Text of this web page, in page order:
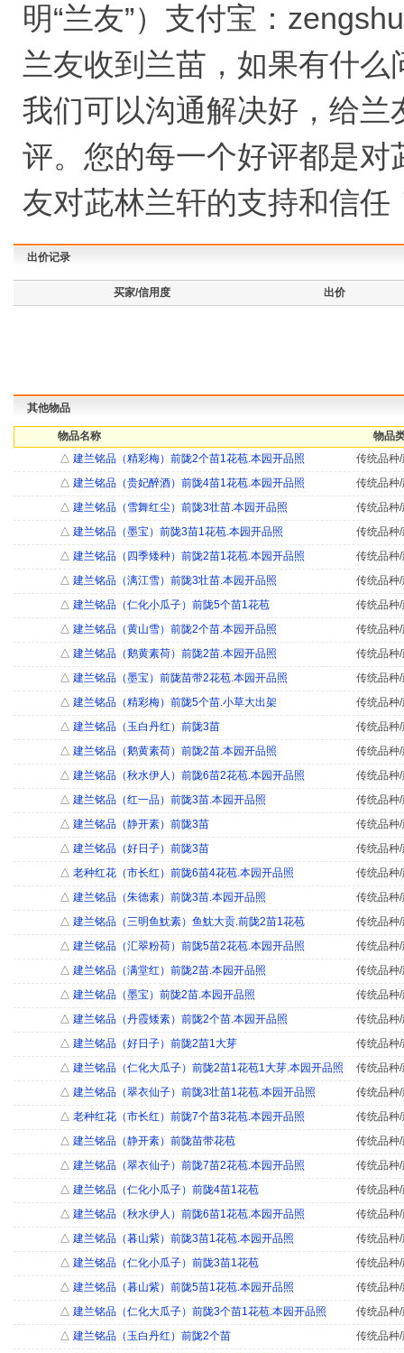
明“兰友”）支付宝：
兰友收到兰苗，如果有什
我们可以沟通解决好，给
评。您的每一个好评都是
友对茈林兰轩的支持和信任
出价记录
买家/信用度 出价
其他物品
物品名称
物品
△ 建兰铭品（精彩梅）前陇2个苗1花苞.本园开品照
传统品种
△ 建兰铭品（贵妃醉酒）前陇4苗1花苞.本园开品照
传统品种
△ 建兰铭品（雪舞红尘）前陇3壮苗.本园开品照
传统品种
△ 建兰铭品（墨宝）前陇3苗1花苞.本园开品照
传统品种
△ 建兰铭品（四季矮种）前陇2苗1花苞.本园开品照
传统品种
△ 建兰铭品（漓江雪）前陇3壮苗.本园开品照
传统品种
△ 建兰铭品（仁化小瓜子）前陇5个苗1花苞
传统品种
△ 建兰铭品（黄山雪）前陇2个苗.本园开品照
传统品种
△ 建兰铭品（鹅黄素荷）前陇2苗.本园开品照
传统品种
△ 建兰铭品（墨宝）前陇苗带2花苞.本园开品照
传统品种
△ 建兰铭品（精彩梅）前陇5个苗.小草大出架
传统品种
△ 建兰铭品（玉白丹红）前陇3苗
传统品种
△ 建兰铭品（鹅黄素荷）前陇2苗.本园开品照
传统品种
△ 建兰铭品（秋水伊人）前陇6苗2花苞.本园开品照
传统品种
△ 建兰铭品（红一品）前陇3苗.本园开品照
传统品种
△ 建兰铭品（静开素）前陇3苗
传统品种
△ 建兰铭品（好日子）前陇3苗
传统品种
△ 老种红花（市长红）前陇6苗4花苞.本园开品照
传统品种
△ 建兰铭品（朱德素）前陇3苗.本园开品照
传统品种
△ 建兰铭品（三明鱼魫素）鱼魫大贡.前陇2苗1花苞
传统品种
△ 建兰铭品（汇翠粉荷）前陇5苗2花苞.本园开品照
传统品种
△ 建兰铭品（满堂红）前陇2苗.本园开品照
传统品种
△ 建兰铭品（墨宝）前陇2苗.本园开品照
传统品种
△ 建兰铭品（丹霞矮素）前陇2个苗.本园开品照
传统品种
△ 建兰铭品（好日子）前陇2苗1大芽
传统品种
△ 建兰铭品（仁化大瓜子）前陇2苗1花苞1大芽.本园开品照
传统品种
△ 建兰铭品（翠衣仙子）前陇3壮苗1花苞.本园开品照
传统品种
△ 老种红花（市长红）前陇7个苗3花苞.本园开品照
传统品种
△ 建兰铭品（静开素）前陇苗带花苞
传统品种
△ 建兰铭品（翠衣仙子）前陇7苗2花苞.本园开品照
传统品种
△ 建兰铭品（仁化小瓜子）前陇4苗1花苞
传统品种
△ 建兰铭品（秋水伊人）前陇6苗1花苞.本园开品照
传统品种
△ 建兰铭品（暮山紫）前陇3苗1花苞.本园开品照
传统品种
△ 建兰铭品（仁化小瓜子）前陇3苗1花苞
传统品种
△ 建兰铭品（暮山紫）前陇5苗1花苞.本园开品照
传统品种
△ 建兰铭品（仁化大瓜子）前陇3个苗1花苞.本园开品照
传统品种
△ 建兰铭品（玉白丹红）前陇2个苗
传统品种